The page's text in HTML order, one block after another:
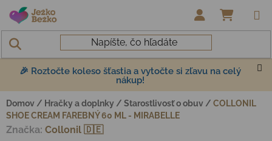
Prejsť na obsah
🎉 Roztočte koleso šťastia a vytočte si zľavu na celý
nákup!
Domov / Hračky a doplnky / Starostlivosť o obuv / COLLONIL
SHOE CREAM FAREBNÝ 60 ML - MIRABELLE
Značka: Collonil 🇩🇪